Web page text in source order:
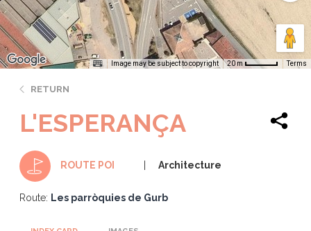
Image may be subject to copyright 20 m Terms
RETURN
L'ESPERANÇA
ROUTE POI Architecture
Route: Les parròquies de Gurb